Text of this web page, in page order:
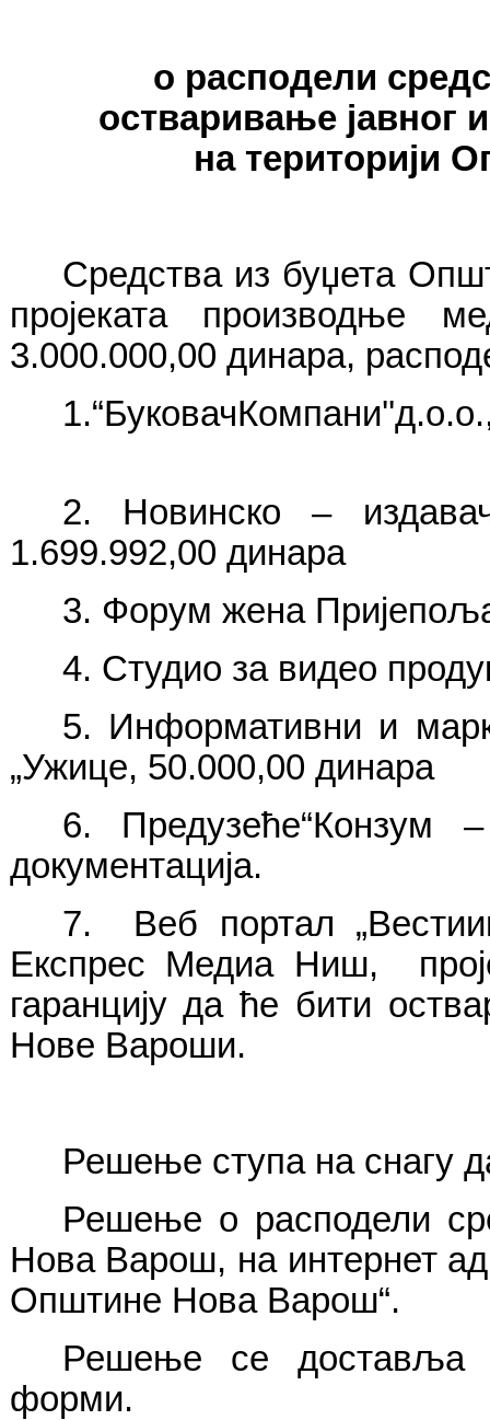
о расподели
остваривање јавног
на територији
Средства из буџета
пројеката производње
3.000.000,00 динара,
2. Новинско –
1.699.992,00 динара
3. Форум жена
4. Студио за видео
5. Информативни и
„Ужице, 50.000,00 динара
6.
документација.
7. Веб портал
Експрес Медиа Ниш,
гаранцију да ће бити
Нове Вароши.
Решење ступа на снагу
Решење о расподели
Нова Варош, на интернет
Општине Нова Варош“.
Решење се доставља